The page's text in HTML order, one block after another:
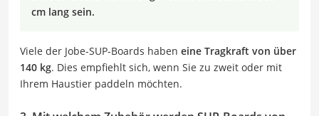
cm lang sein.
Viele der Jobe-SUP-Boards haben eine Tragkraft von über
140 kg. Dies empfiehlt sich, wenn Sie zu zweit oder mit
Ihrem Haustier paddeln möchten.